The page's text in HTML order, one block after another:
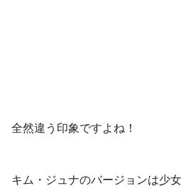
全然違う印象ですよね！
キム・ジュナのバージョンは少